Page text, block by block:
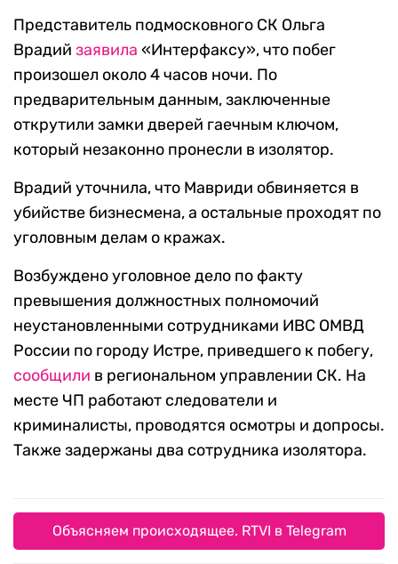
Представитель подмосковного СК Ольга
Врадий заявила «Интерфаксу», что побег
произошел около 4 часов ночи. По
предварительным данным, заключенные
открутили замки дверей гаечным ключом,
который незаконно пронесли в изолятор.
Врадий уточнила, что Мавриди обвиняется в
убийстве бизнесмена, а остальные проходят по
уголовным делам о кражах.
Возбуждено уголовное дело по факту
превышения должностных полномочий
неустановленными сотрудниками ИВС ОМВД
России по городу Истре, приведшего к побегу,
сообщили в региональном управлении СК. На
месте ЧП работают следователи и
криминалисты, проводятся осмотры и допросы.
Также задержаны два сотрудника изолятора.
Объясняем происходящее. RTVI в Telegram